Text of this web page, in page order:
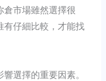
倉市場雖然選擇很
有仔細比較，才能找
選擇的重要因素。